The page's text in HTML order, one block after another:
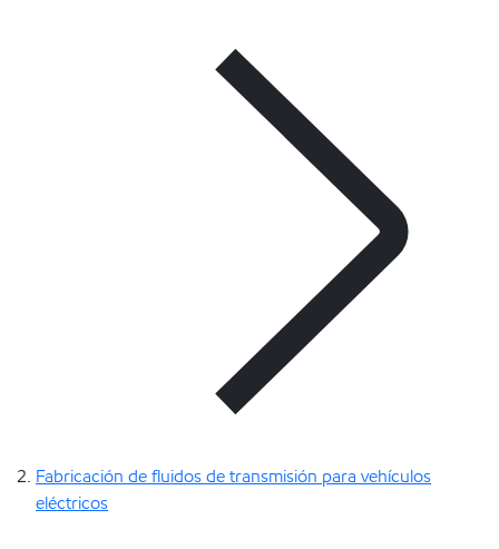
Fabricación de fluidos de transmisión para vehículos
eléctricos